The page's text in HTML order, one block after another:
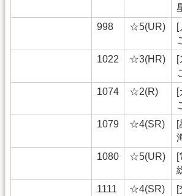
998
☆5(UR)
[
1022
☆3(HR)
[
1074
☆2(R)
[
1079
☆4(SR)
[
1080
☆5(UR)
[
1111
☆4(SR)
[